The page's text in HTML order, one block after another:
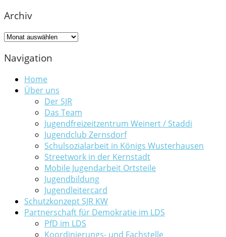
Archiv
Archiv
Navigation
Home
Über uns
Der SJR
Das Team
Jugendfreizeitzentrum Weinert / Staddi
Jugendclub Zernsdorf
Schulsozialarbeit in Königs Wusterhausen
Streetwork in der Kernstadt
Mobile Jugendarbeit Ortsteile
Jugendbildung
Jugendleitercard
Schutzkonzept SJR KW
Partnerschaft für Demokratie im LDS
PfD im LDS
Koordinierungs- und Fachstelle